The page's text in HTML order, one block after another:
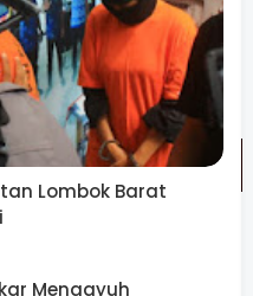
Pendaftar yang masuk,
akan undang pas
Lombok Barat
Mengayuh